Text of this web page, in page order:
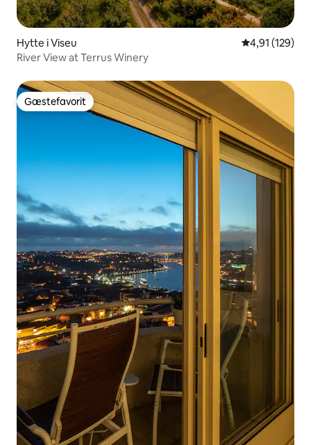
Hytte i Viseu 4,91 ud af 5 i
4,91 (129)
River View at Terrus Winery
Gæstefavorit
Gæstefavorit